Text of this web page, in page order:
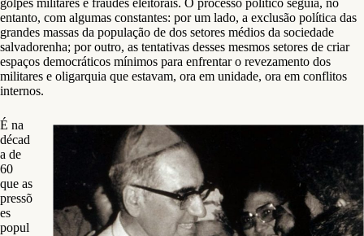
golpes militares e fraudes eleitorais. O processo político seguia, no
entanto, com algumas constantes: por um lado, a exclusão política das
grandes massas da população de dos setores médios da sociedade
salvadorenha; por outro, as tentativas desses mesmos setores de criar
espaços democráticos mínimos para enfrentar o revezamento dos
militares e oligarquia que estavam, ora em unidade, ora em conflitos
internos.
É na
décad
a de
60
que as
pressõ
es
popul